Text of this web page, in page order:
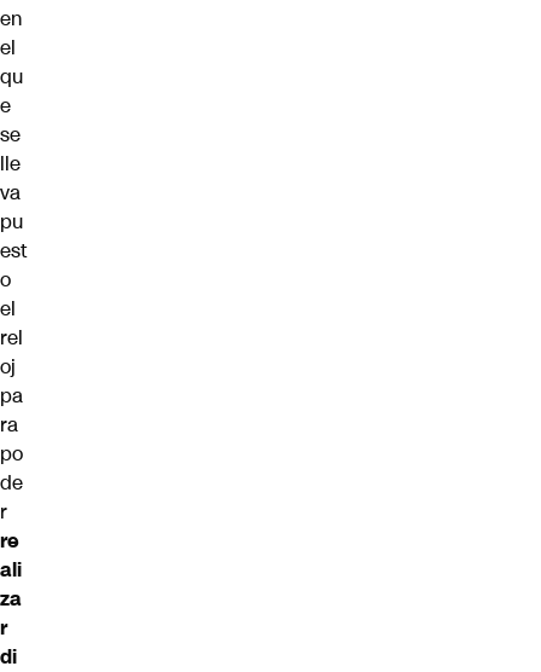
en
el
qu
e
se
lle
va
pu
est
o
el
rel
oj
pa
ra
po
de
r
re
ali
za
r
di